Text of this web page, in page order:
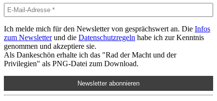
Ich melde mich für den Newsletter von gesprächswert an. Die Infos
zum Newsletterund die Datenschutzregeln habe ich zur Kenntnis
genommen und akzeptiere sie.
Als Dankeschön erhalte ich das "Rad der Macht und der
Privilegien" als PNG-Datei zum Download.